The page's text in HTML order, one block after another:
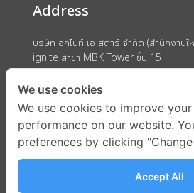
Address
บริษัท อิกไนท์ เอ สตาร์ จำกัด (สำนักงาน
ignite สาขา MBK Tower ชั้น 15
ถนนพญาไท แขวงวังใหม่ เขตปทุมวัน กรุ
We use cookies
We use cookies to improve
performance on our website.
preferences by clicking
Accept All